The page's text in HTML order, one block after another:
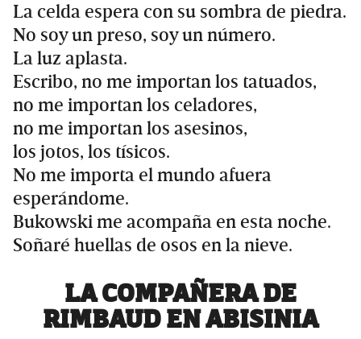
La celda espera con su sombra de piedra.
No soy un preso, soy un número.
La luz aplasta.
Escribo, no me importan los tatuados,
no me importan los celadores,
no me importan los asesinos,
los jotos, los tísicos.
No me importa el mundo afuera
esperándome.
Bukowski me acompaña en esta noche.
Soñaré huellas de osos en la nieve.
LA COMPAÑERA DE
RIMBAUD EN ABISINIA